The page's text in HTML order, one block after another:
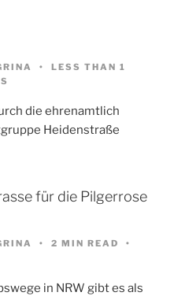
LESS THAN 1
die ehrenamtlich
Heidenstraße
für die Pilgerrose
2 MIN READ
in NRW gibt es als